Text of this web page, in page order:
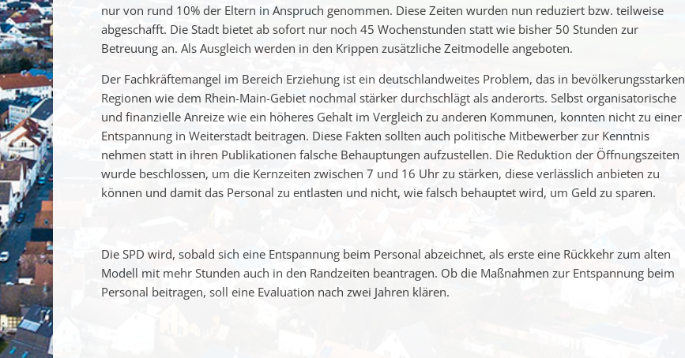
nur von rund 10% der Eltern in Anspruch genommen. Diese Zeiten wurden nun reduziert bzw. teilweise
abgeschafft. Die Stadt bietet ab sofort nur noch 45 Wochenstunden statt wie bisher 50 Stunden zur
Betreuung an. Als Ausgleich werden in den Krippen zusätzliche Zeitmodelle angeboten.
Der Fachkräftemangel im Bereich Erziehung ist ein deutschlandweites Problem, das in bevölkerungsstarken
Regionen wie dem Rhein-Main-Gebiet nochmal stärker durchschlägt als anderorts. Selbst organisatorische
und finanzielle Anreize wie ein höheres Gehalt im Vergleich zu anderen Kommunen, konnten nicht zu einer
Entspannung in Weiterstadt beitragen. Diese Fakten sollten auch politische Mitbewerber zur Kenntnis
nehmen statt in ihren Publikationen falsche Behauptungen aufzustellen. Die Reduktion der Öffnungszeiten
wurde beschlossen, um die Kernzeiten zwischen 7 und 16 Uhr zu stärken, diese verlässlich anbieten zu
können und damit das Personal zu entlasten und nicht, wie falsch behauptet wird, um Geld zu sparen.
Die SPD wird, sobald sich eine Entspannung beim Personal abzeichnet, als erste eine Rückkehr zum alten
Modell mit mehr Stunden auch in den Randzeiten beantragen. Ob die Maßnahmen zur Entspannung beim
Personal beitragen, soll eine Evaluation nach zwei Jahren klären.